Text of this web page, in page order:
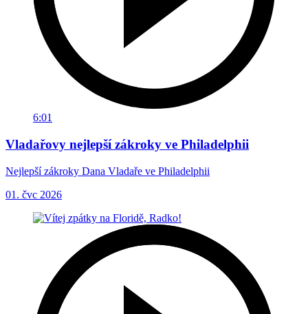
6:01
Vladařovy nejlepší zákroky ve Philadelphii
Nejlepší zákroky Dana Vladaře ve Philadelphii
01. čvc 2026